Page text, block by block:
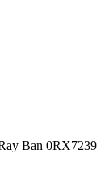
Ban 0RX7239